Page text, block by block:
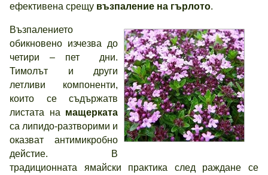
ефективена срещу възпаление на гърлото.
Възпалението
обикновено изчезва до
четири – пет дни.
Тимолът и други
летливи компоненти,
които се съдържатв
листата на мащерката
са липидо-разтворими и
оказват антимикробно
дейстие. В
традиционната ямайски практика след раждане се